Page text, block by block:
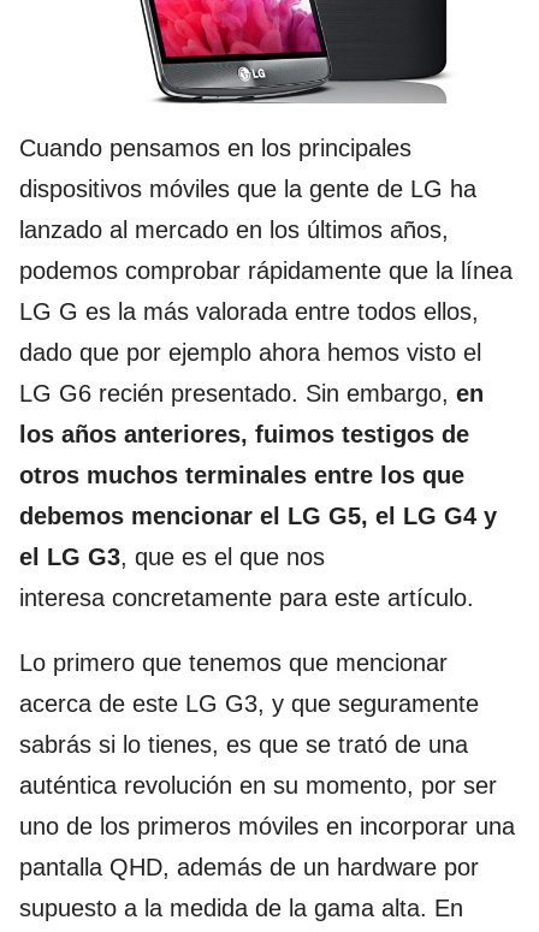
Cuando pensamos en los principales
dispositivos móviles que la gente de LG ha
lanzado al mercado en los últimos años,
podemos comprobar rápidamente que la línea
LG G es la más valorada entre todos ellos,
dado que por ejemplo ahora hemos visto el
LG G6 recién presentado. Sin embargo, en
los años anteriores, fuimos testigos de
otros muchos terminales entre los que
debemos mencionar el LG G5, el LG G4 y
el LG G3, que es el que nos
interesa concretamente para este artículo.
Lo primero que tenemos que mencionar
acerca de este LG G3, y que seguramente
sabrás si lo tienes, es que se trató de una
auténtica revolución en su momento, por ser
uno de los primeros móviles en incorporar una
pantalla QHD, además de un hardware por
supuesto a la medida de la gama alta. En